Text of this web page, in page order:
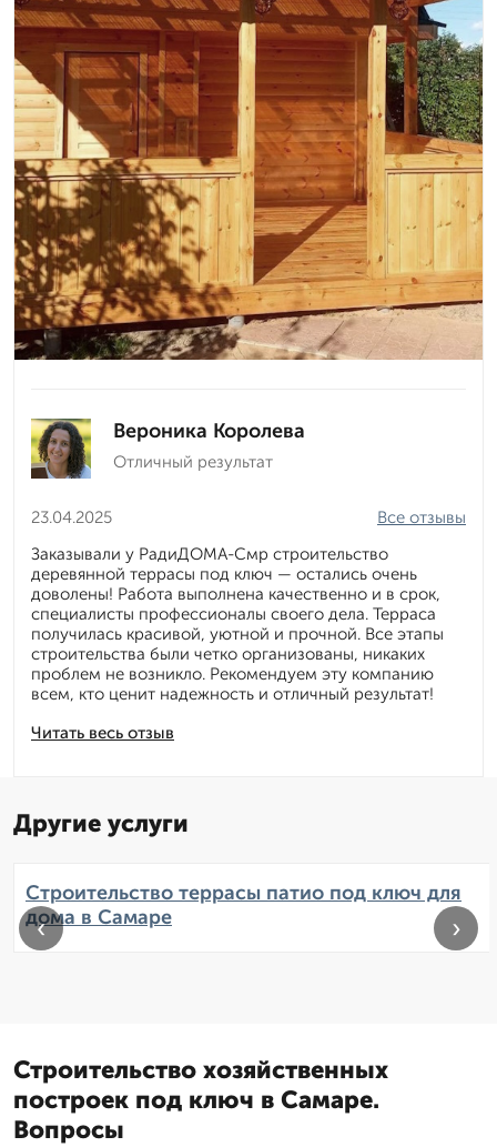
Вероника Королева
Отличный результат
23.04.2025
Читать весь отзыв
Все отзывы
Заказывали у РадиДОМА-Смр строительство
деревянной террасы под ключ — остались очень
доволены! Работа выполнена качественно и в срок,
специалисты профессионалы своего дела. Терраса
получилась красивой, уютной и прочной. Все этапы
строительства были четко организованы, никаких
проблем не возникло. Рекомендуем эту компанию
всем, кто ценит надежность и отличный результат!
Другие услуги
Строительство террасы патио под ключ для
дома в Самаре
‹ ›
Строительство хозяйственных
построек под ключ в Самаре.
Вопросы